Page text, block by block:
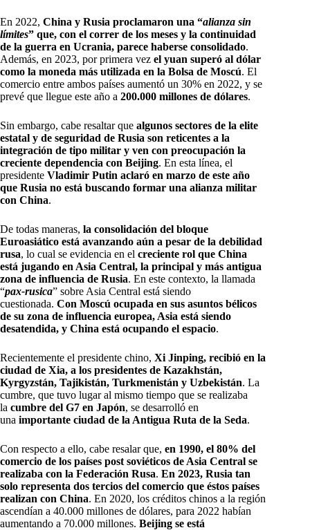
En 2022, China y Rusia proclamaron una “alianza sin
límites” que, con el correr de los meses y la continuidad
de la guerra en Ucrania, parece haberse consolidado.
Además, en 2023, por primera vez el yuan superó al dólar
como la moneda más utilizada en la Bolsa de Moscú. El
comercio entre ambos países aumentó un 30% en 2022, y se
prevé que llegue este año a 200.000 millones de dólares.
Sin embargo, cabe resaltar que algunos sectores de la elite
estatal y de seguridad de Rusia son reticentes a la
integración de tipo militar y ven con preocupación la
creciente dependencia con Beijing. En esta línea, el
presidente Vladimir Putin aclaró en marzo de este año
que Rusia no está buscando formar una alianza militar
con China.
De todas maneras, la consolidación del bloque
Euroasiático está avanzando aún a pesar de la debilidad
rusa, lo cual se evidencia en el creciente rol que China
está jugando en Asia Central, la principal y más antigua
zona de influencia de Rusia. En este contexto, la llamada
“pax-rusica” sobre Asia Central está siendo
cuestionada. Con Moscú ocupada en sus asuntos bélicos
de su zona de influencia europea, Asia está siendo
desatendida, y China está ocupando el espacio.
Recientemente el presidente chino, Xi Jinping, recibió en la
ciudad de Xia, a los presidentes de Kazakhstán,
Kyrgyzstán, Tajikistán, Turkmenistán y Uzbekistán. La
cumbre, que tuvo lugar al mismo tiempo que se realizaba
la cumbre del G7 en Japón, se desarrolló en
una importante ciudad de la Antigua Ruta de la Seda.
Con respecto a ello, cabe resalar que, en 1990, el 80% del
comercio de los países post soviéticos de Asia Central se
realizaba con la Federación Rusa. En 2023, Rusia tan
solo representa dos tercios del comercio que éstos países
realizan con China. En 2020, los créditos chinos a la región
ascendían a 40.000 millones de dólares, para 2022 habían
aumentando a 70.000 millones. Beijing se está